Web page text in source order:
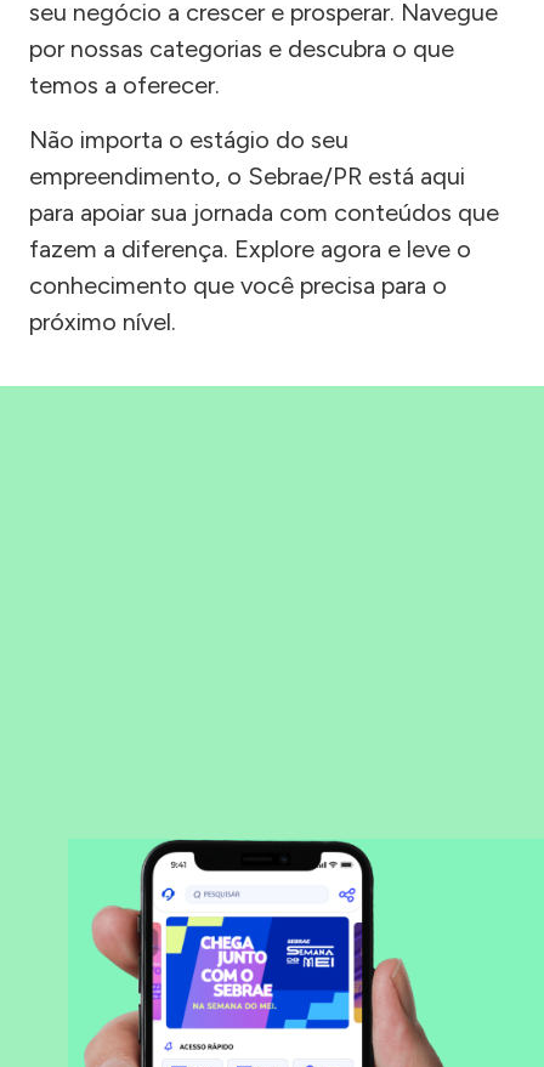
seu negócio a crescer e prosperar. Navegue
por nossas categorias e descubra o que
temos a oferecer.
Não importa o estágio do seu
empreendimento, o Sebrae/PR está aqui
para apoiar sua jornada com conteúdos que
fazem a diferença. Explore agora e leve o
conhecimento que você precisa para o
próximo nível.